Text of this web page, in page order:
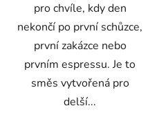
pro chvíle, kdy den
nekončí po první schůzce,
první zakázce nebo
prvním espressu. Je to
směs vytvořená pro
delší...